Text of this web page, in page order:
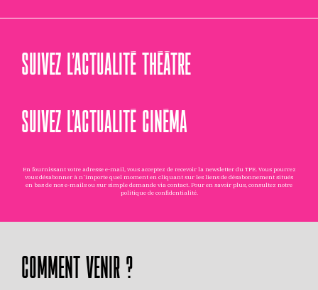
SUIVEZ L’ACTUALITÉ THÉÂTRE
SUIVEZ L’ACTUALITÉ CINÉMA
En fournissant votre adresse e-mail, vous acceptez de recevoir la newsletter du TPE. Vous pourrez
vous désabonner à n'importe quel moment en cliquant sur les liens de désabonnement situés
en bas de nos e-mails ou sur simple demande via contact. Pour en savoir plus, consultez notre
politique de confidentialité.
COMMENT VENIR ?